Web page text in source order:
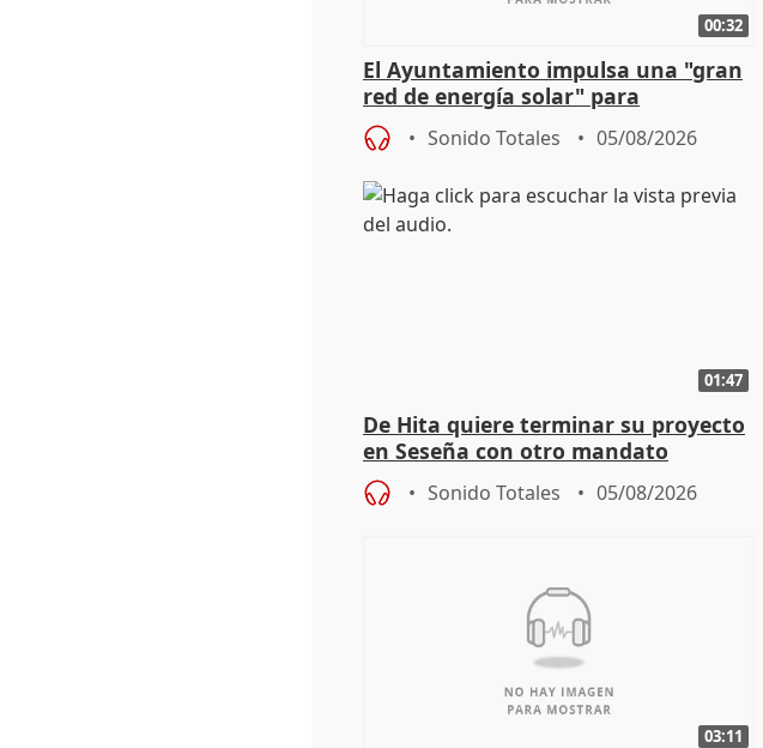
00:32
El Ayuntamiento impulsa una "gran
red de energía solar" para
autoconsumo
Sonido Totales 05/08/2026
01:47
De Hita quiere terminar su proyecto
en Seseña con otro mandato
Sonido Totales 05/08/2026
03:11